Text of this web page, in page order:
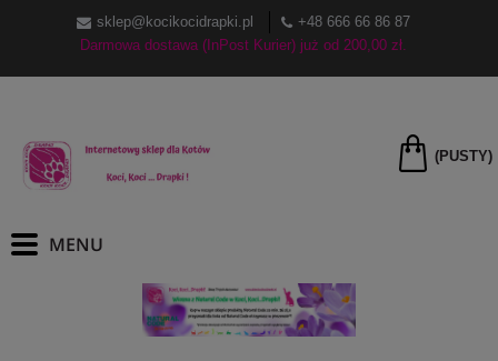
sklep@kocikocidrapki.pl
+48 666 66 86 87
Darmowa dostawa (InPost Kurier) już od 200,00 zł.
(PUSTY)